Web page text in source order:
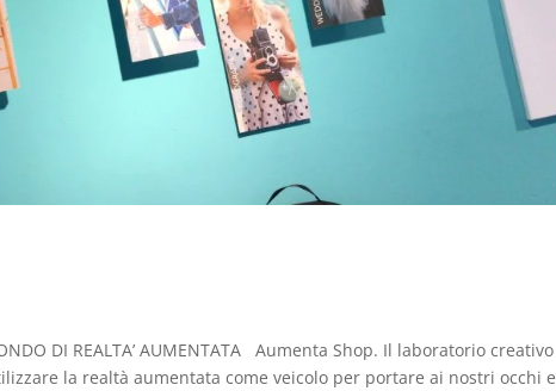
DI REALTA’ AUMENTATA Aumenta Shop. Il laboratorio creativo
la realtà aumentata come veicolo per portare ai nostri occhi e